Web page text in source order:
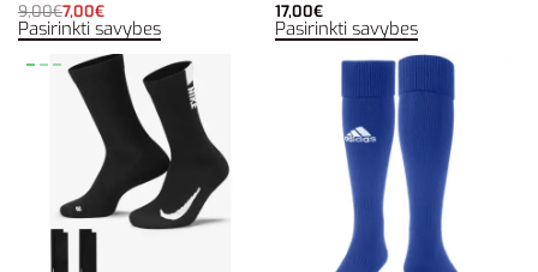
9,00€7,00€
Pasirinkti savybes
17,00€
Pasirinkti savybes